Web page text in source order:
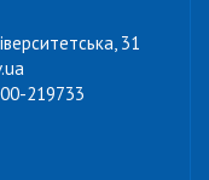
31
219733